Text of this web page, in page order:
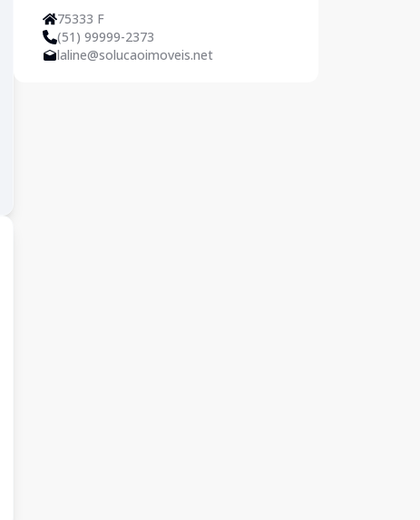
75333 F
(51) 99999-2373
laline@solucaoimoveis.net